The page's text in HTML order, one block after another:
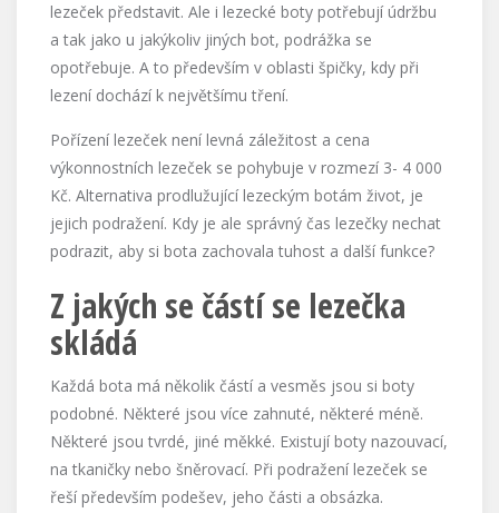
lezeček představit. Ale i lezecké boty potřebují údržbu
a tak jako u jakýkoliv jiných bot, podrážka se
opotřebuje. A to především v oblasti špičky, kdy při
lezení dochází k největšímu tření.
Pořízení lezeček není levná záležitost a cena
výkonnostních lezeček se pohybuje v rozmezí 3- 4 000
Kč. Alternativa prodlužující lezeckým botám život, je
jejich podražení. Kdy je ale správný čas lezečky nechat
podrazit, aby si bota zachovala tuhost a další funkce?
Z jakých se částí se lezečka
skládá
Každá bota má několik částí a vesměs jsou si boty
podobné. Některé jsou více zahnuté, některé méně.
Některé jsou tvrdé, jiné měkké. Existují boty nazouvací,
na tkaničky nebo šněrovací. Při podražení lezeček se
řeší především podešev, jeho části a obsázka.